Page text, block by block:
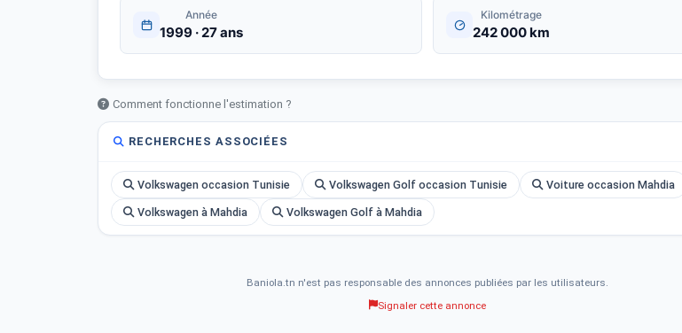
Année
1999 · 27 ans
Kilométrage
242 000 km
Comment fonctionne l'estimation ?
RECHERCHES ASSOCIÉES
Volkswagen occasion Tunisie Volkswagen Golf occasion Tunisie Voiture occasion Mahdia
Volkswagen à Mahdia Volkswagen Golf à Mahdia
Baniola.tn n'est pas responsable des annonces publiées par les utilisateurs.
Signaler cette annonce